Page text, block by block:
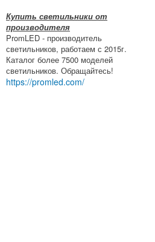
Купить светильники от
производителя
PromLED - производитель
светильников, работаем с 2015г.
Каталог более 7500 моделей
светильников. Обращайтесь!
https://promled.com/